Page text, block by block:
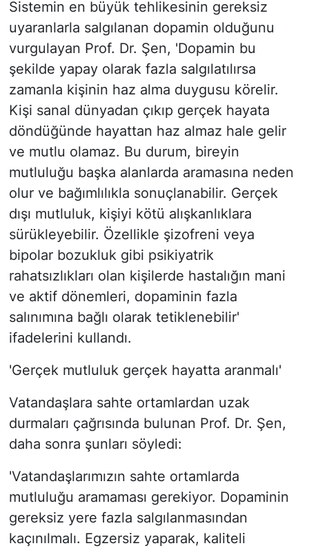
Sistemin en büyük tehlikesinin gereksiz
uyaranlarla salgılanan dopamin olduğunu
vurgulayan Prof. Dr. Şen, 'Dopamin bu
şekilde yapay olarak fazla salgılatılırsa
zamanla kişinin haz alma duygusu körelir.
Kişi sanal dünyadan çıkıp gerçek hayata
döndüğünde hayattan haz almaz hale gelir
ve mutlu olamaz. Bu durum, bireyin
mutluluğu başka alanlarda aramasına neden
olur ve bağımlılıkla sonuçlanabilir. Gerçek
dışı mutluluk, kişiyi kötü alışkanlıklara
sürükleyebilir. Özellikle şizofreni veya
bipolar bozukluk gibi psikiyatrik
rahatsızlıkları olan kişilerde hastalığın mani
ve aktif dönemleri, dopaminin fazla
salınımına bağlı olarak tetiklenebilir'
ifadelerini kullandı.
'Gerçek mutluluk gerçek hayatta aranmalı'
Vatandaşlara sahte ortamlardan uzak
durmaları çağrısında bulunan Prof. Dr. Şen,
daha sonra şunları söyledi:
'Vatandaşlarımızın sahte ortamlarda
mutluluğu aramaması gerekiyor. Dopaminin
gereksiz yere fazla salgılanmasından
kaçınılmalı. Egzersiz yaparak, kaliteli